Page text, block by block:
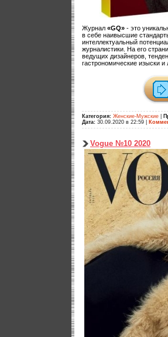
Журнал «GQ» - это
в себе наивысшие
интеллектуальный
журналистики. На его
ведущих дизайнеров,
гастрономические изыски
Категория: Женские-Мужские
Дата: 30.09.2020 в 22:59
Vogue №10 2020